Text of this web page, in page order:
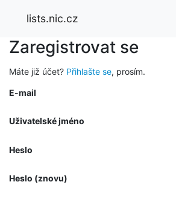
lists.nic.cz
Zaregistrovat se
Máte již účet? Přihlašte se, prosím.
E-mail
Uživatelské jméno
Heslo
Heslo (znovu)